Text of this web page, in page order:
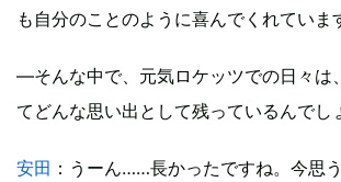
も自分のことのように喜んでくれていま
―そんな中で、元気ロケッツでの日々は
てどんな思い出として残っているんでし
安田 ：うーん……長かったですね。今思